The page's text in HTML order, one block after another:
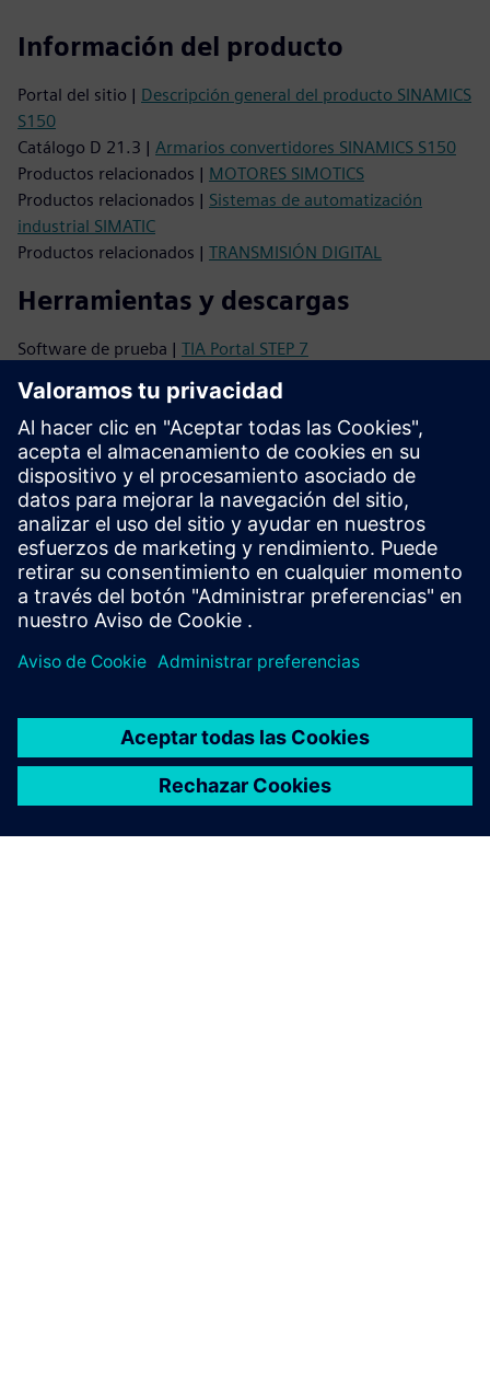
Información del producto
Portal del sitio | Descripción general del producto SINAMICS
S150
Catálogo D 21.3 | Armarios convertidores SINAMICS S150
Productos relacionados | MOTORES SIMOTICS
Productos relacionados | Sistemas de automatización
industrial SIMATIC
Productos relacionados | TRANSMISIÓN DIGITAL
Herramientas y descargas
Software de prueba | TIA Portal STEP 7
Gestor de descargas CaX |Datos de CAx
TIA Selection Tool |Configuración del producto
Soporte
Soporte en línea | Todos los productos
Soporte en línea |Foro técnico
Soporte en línea |Crear una nueva solicitud de soporte